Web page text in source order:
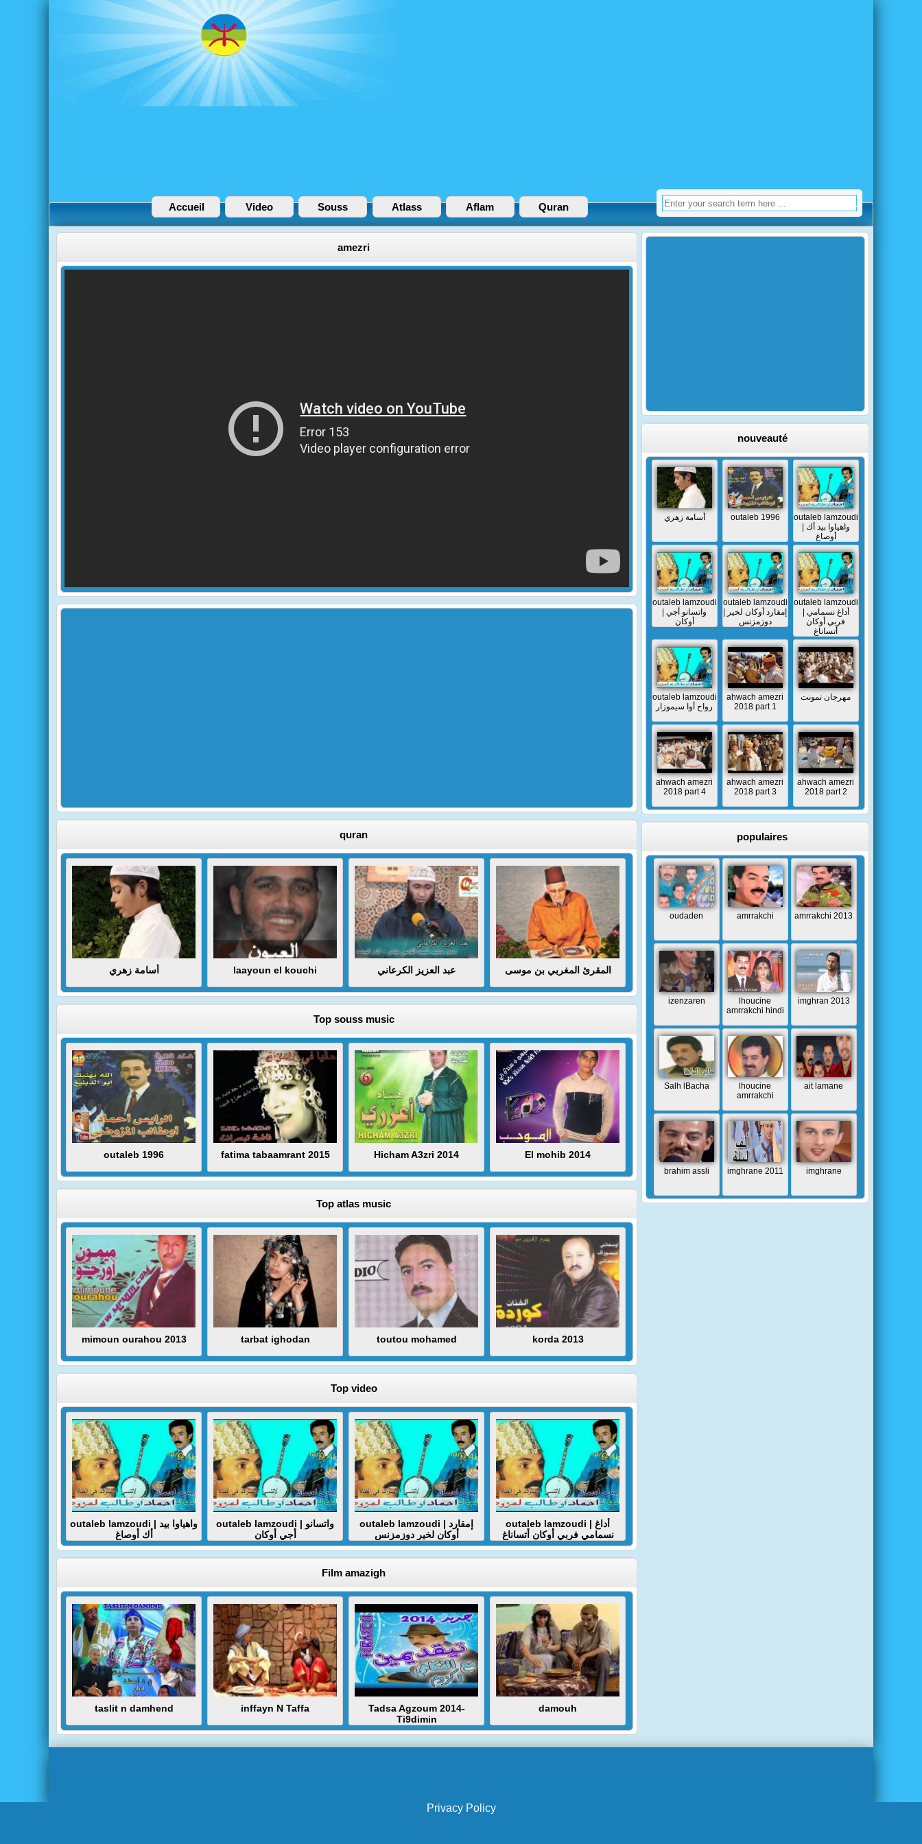
Accueil Video Souss Atlass Aflam Quran
amezri
quran
أسامة زهري laayoun el kouchi عبد العزيز الكرعاني المقرئ المغربي بن موسى
Top souss music
outaleb 1996 fatima tabaamrant 2015 Hicham A3zri 2014 El mohib 2014
Top atlas music
mimoun ourahou 2013 tarbat ighodan toutou mohamed korda 2013
Top video
outaleb lamzoudi | واهياوا بيد
أك أوصاغ
outaleb lamzoudi | واتسانو
أجي أوكان
outaleb lamzoudi | إمقارد
أوكان لخير دوزمزنس
outaleb lamzoudi | أداغ
نسمامي فربي أوكان أتساناغ
Film amazigh
taslit n damhend inffayn N Taffa
Tadsa Agzoum 2014-
Ti9dimin
damouh
nouveauté
أسامة زهري outaleb 1996
outaleb lamzoudi
| واهياوا بيد أك
أوصاغ
outaleb lamzoudi
| واتسانو أجي
أوكان
outaleb lamzoudi
| إمقارد أوكان لخير
دوزمزنس
outaleb lamzoudi
| أداغ نسمامي
فربي أوكان
أتساناغ
outaleb lamzoudi
رواح أوا سيموزار
ahwach amezri
2018 part 1
مهرجان تمونت
ahwach amezri
2018 part 4
ahwach amezri
2018 part 3
ahwach amezri
2018 part 2
populaires
oudaden amrrakchi amrrakchi 2013
izenzaren
lhoucine
amrrakchi hindi
imghran 2013
Salh lBacha
lhoucine
amrrakchi
ait lamane
brahim assli imghrane 2011 imghrane
Privacy Policy